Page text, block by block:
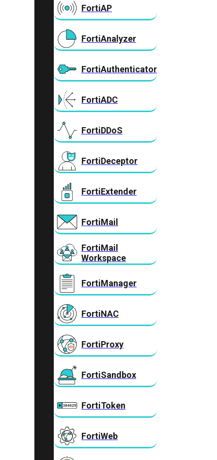
FortiAP
FortiAnalyzer
FortiAuthenticator
FortiADC
FortiDDoS
FortiDeceptor
FortiExtender
FortiMail
FortiMail
Workspace
FortiManager
FortiNAC
FortiProxy
FortiSandbox
FortiToken
FortiWeb